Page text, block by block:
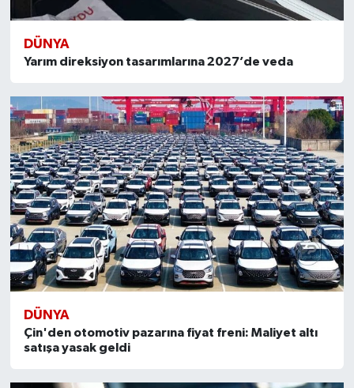
DÜNYA
Yarım direksiyon tasarımlarına 2027’de veda
DÜNYA
Çin'den otomotiv pazarına fiyat freni: Maliyet altı
satışa yasak geldi